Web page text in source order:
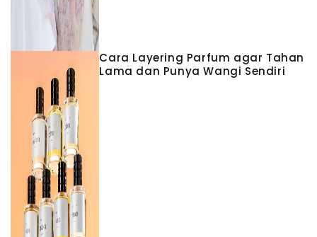
Cara Layering Parfum agar Tahan
Lama dan Punya Wangi Sendiri